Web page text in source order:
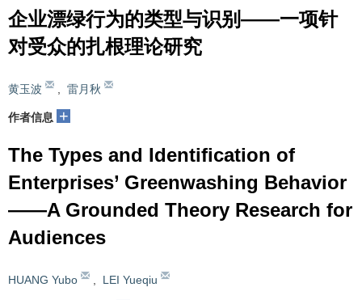
企业漂绿行为的类型与识别——一项针
对受众的扎根理论研究
黄玉波 雷月秋
作者信息 +
The Types and Identification of
Enterprises’ Greenwashing Behavior
——A Grounded Theory Research for
Audiences
HUANG Yubo LEI Yueqiu